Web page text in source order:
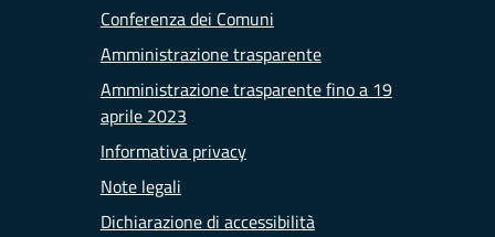
Conferenza dei Comuni
Amministrazione trasparente
Amministrazione trasparente fino a 19
aprile 2023
Informativa privacy
Note legali
Dichiarazione di accessibilità